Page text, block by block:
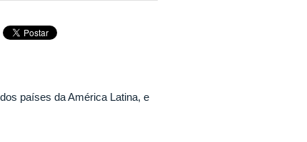
países da América Latina, e